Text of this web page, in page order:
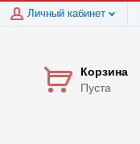
Личный кабинет
Корзина
Пуста